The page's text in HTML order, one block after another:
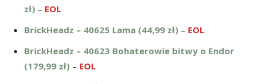
zł) – EOL
BrickHeadz – 40625 Lama (44,99 zł) – EOL
BrickHeadz – 40623 Bohaterowie bitwy o Endor
(179,99 zł) – EOL